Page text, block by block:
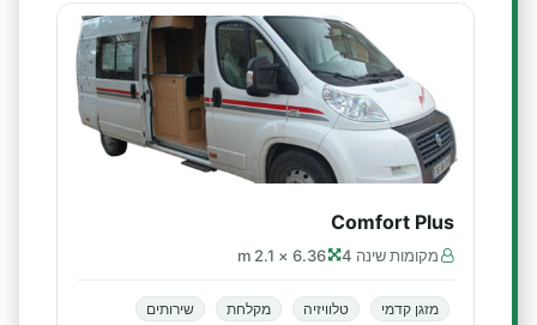
Comfort Plus
מקומות שינה 4 6.36 × 2.1 m
מזגן קדמי טלוויזיה מקלחת
שירותים